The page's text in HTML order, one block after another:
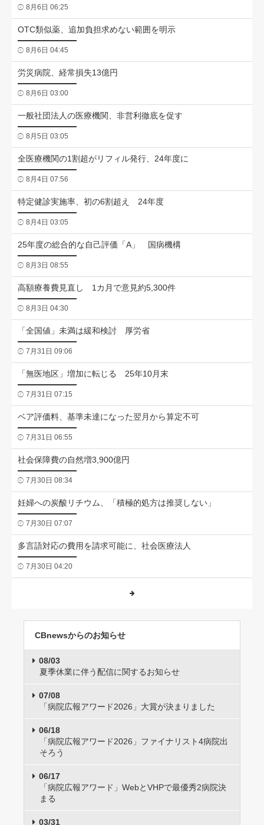
8月6日 06:25
OTC類似薬、追加負担求めない範囲を明示
8月6日 04:45
労災病院、経常損失13億円
8月6日 03:00
一般社団法人の医療機関、非営利徹底を促す
8月5日 03:05
全医療機関の1割超がリフィル発行、24年度に
8月4日 07:56
特定健診実施率、初の6割超え 24年度
8月4日 03:05
25年度の総合的な自己評価「A」 国病機構
8月3日 08:55
高額療養費見直し 1カ月で意見約5,300件
8月3日 04:30
「全国値」未満は緩和検討 厚労省
7月31日 09:06
「無医地区」増加に転じる 25年10月末
7月31日 07:15
ベア評価料、基準未達になった翌月から算定不可
7月31日 06:55
社会保障費の自然増3,900億円
7月30日 08:34
妊婦への炭酸リチウム、「積極的処方は推奨しない」
7月30日 07:07
多言語対応の費用を請求可能に、社会医療法人
7月30日 04:20
CBnewsからのお知らせ
08/03
夏季休業に伴う配信に関するお知らせ
07/08
「病院広報アワード2026」大賞が決まりました
06/18
「病院広報アワード2026」ファイナリスト4病院出
そろう
06/17
「病院広報アワード」WebとVHPで最優秀2病院決
まる
03/31